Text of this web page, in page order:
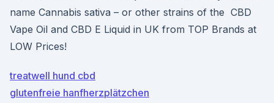
name Cannabis sativa – or other strains of the CBD
Vape Oil and CBD E Liquid in UK from TOP Brands at
LOW Prices!
treatwell hund cbd
glutenfreie hanfherzplätzchen